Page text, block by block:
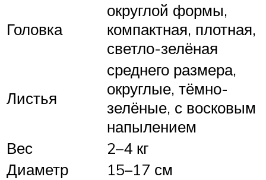
Головка
округлой формы,
компактная, плотная,
светло-зелёная
Листья
среднего размера,
округлые, тёмно-
зелёные, с восковым
напылением
Вес
2–4 кг
Диаметр
15–17 см